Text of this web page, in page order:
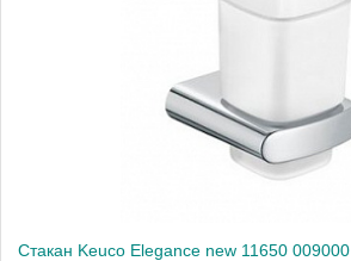
Стакан Keuco Elegance new 11650 009000